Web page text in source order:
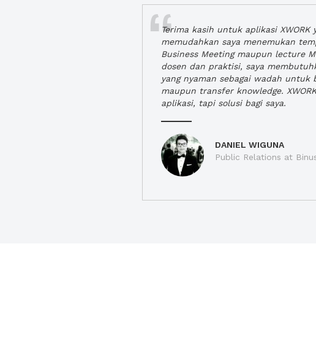
Terima kasih untuk aplikasi XWORK
memudahkan saya menemukan
Business Meeting maupun lecture
dosen dan praktisi, saya
yang nyaman sebagai wadah untuk
maupun transfer knowledge.
aplikasi, tapi solusi bagi saya.
DANIEL WIGUNA
Public Relations at